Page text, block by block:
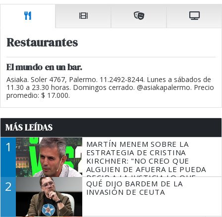
Restaurantes
El mundo en un bar.
Asiaka. Soler 4767, Palermo. 11.2492-8244. Lunes a sábados de
11.30 a 23.30 horas. Domingos cerrado. @asiakapalermo. Precio
promedio: $ 17.000.
MÁS LEÍDAS
1
MARTÍN MENEM SOBRE LA
ESTRATEGIA DE CRISTINA
KIRCHNER: "NO CREO QUE
ALGUIEN DE AFUERA LE PUEDA
DECIR A LA JUSTICIA LO QUE
TIENE QUE HACER"
2
QUÉ DIJO BARDEM DE LA
INVASIÓN DE CEUTA